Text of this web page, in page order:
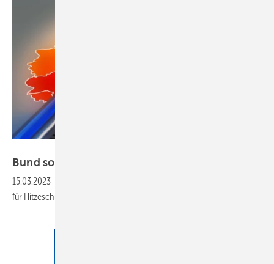
Bund soll Vorgaben für Hitzeschutz
15.03.2023 -
für Hitzeschutzmaßnahmen.